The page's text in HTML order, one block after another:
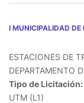
I MUNICIPALIDAD DE
ESTACIONES DE
DEPARTAMENTO
Tipo de Licitación:
UTM (L1)